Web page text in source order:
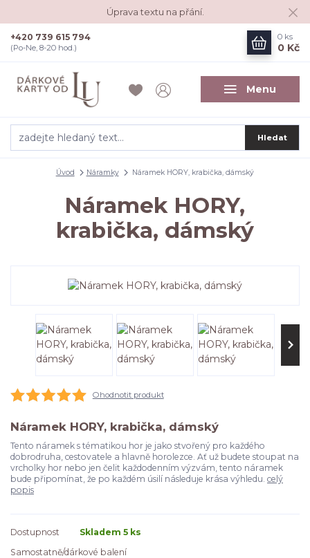
Úprava textu na přání.
Menu
Hledat
+420 739 615 794
(Po-Ne, 8-20 hod.)
0 ks
0 Kč
Úvod Náramky Náramek HORY, krabička, dámský
Náramek HORY,
krabička, dámský
Ohodnotit produkt
Náramek HORY, krabička, dámský
Tento náramek s tématikou hor je jako stvořený pro každého
dobrodruha, cestovatele a hlavně horolezce. Ať už budete stoupat na
vrcholky hor nebo jen čelit každodenním výzvám, tento náramek
bude připomínat, že po každém úsilí následuje krása výhledu. celý
popis
Dostupnost
Skladem 5 ks
Samostatně/dárkové balení